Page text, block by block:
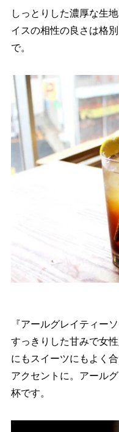
しっとりした濃厚な生
イスの相性の良さは格
で。
『アールグレイティー
すっきりした甘みで女
にもスイーツにもよく
アクセントに。アール
杯です。